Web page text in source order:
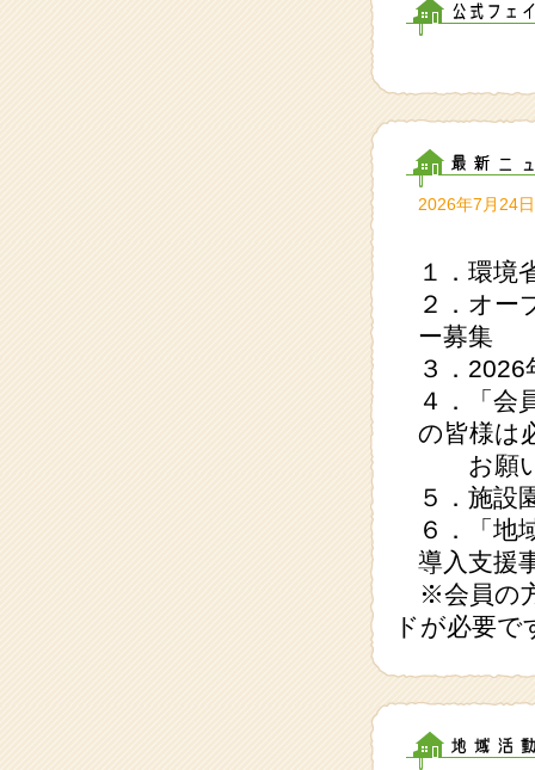
2026年7月24日
１．環境
２．オー
ー募集
３．
４．「会
の皆様は
お願い
５．施設
６．「地
導入支援
※会員の
ドが必要で